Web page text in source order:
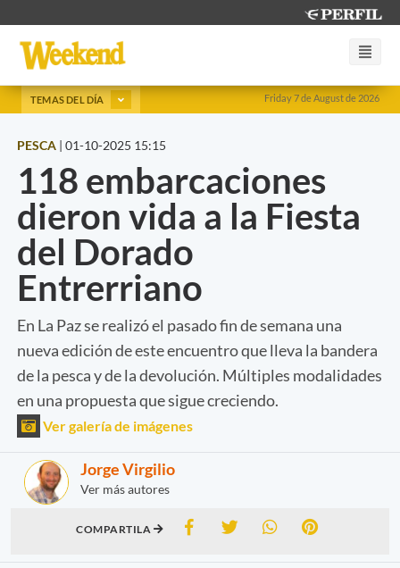
Friday 7 de August de 2026
TEMAS DEL DÍA
PESCA | 01-10-2025 15:15
118 embarcaciones
dieron vida a la Fiesta
del Dorado
Entrerriano
En La Paz se realizó el pasado fin de semana una
nueva edición de este encuentro que lleva la bandera
de la pesca y de la devolución. Múltiples modalidades
en una propuesta que sigue creciendo.
Ver galería de imágenes
Jorge Virgilio
Ver más autores
COMPARTILA